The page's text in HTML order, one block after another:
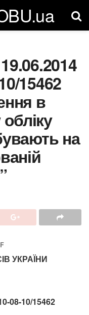
15462
в
на
УКРАЇНИ
08-10/15462